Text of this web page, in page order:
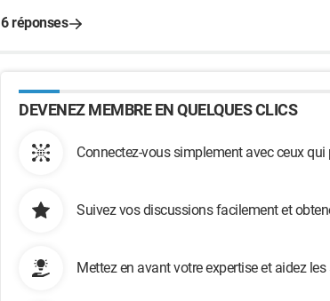
6 réponses
DEVENEZ MEMBRE EN QUELQUES CLICS
Connectez-vous simplement avec ceux
Suivez vos discussions facilement et
Mettez en avant votre expertise et aidez